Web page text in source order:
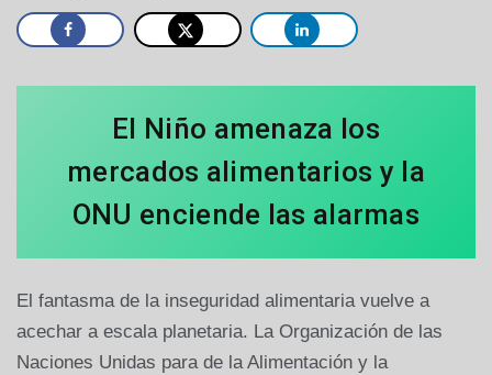
El Niño amenaza los
mercados alimentarios y la
ONU enciende las alarmas
El fantasma de la inseguridad alimentaria vuelve a
acechar a escala planetaria. La Organización de las
Naciones Unidas para de la Alimentación y la